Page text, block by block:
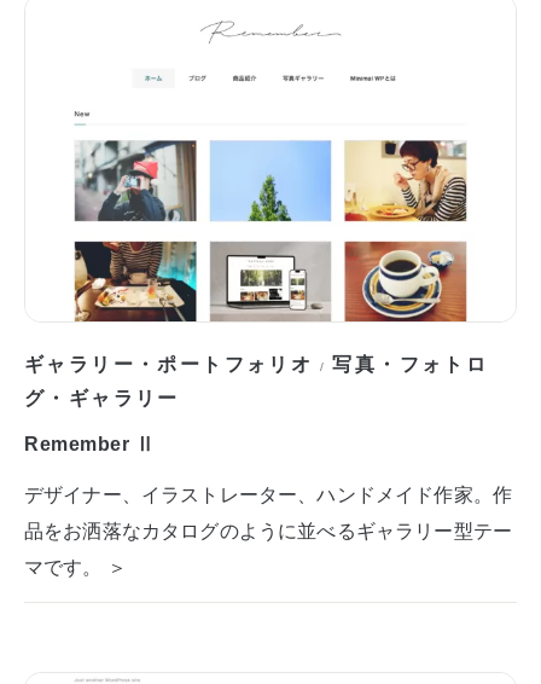
ギャラリー・ポートフォリオ /写真・フォトロ
グ・ギャラリー
Remember Ⅱ
デザイナー、イラストレーター、ハンドメイド作家。作
品をお洒落なカタログのように並べるギャラリー型テー
マです。 ＞